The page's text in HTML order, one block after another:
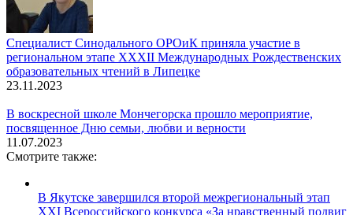
Специалист Синодального ОРОиК приняла участие в
региональном этапе XXXII Международных Рождественских
образовательных чтений в Липецке
23.11.2023
В воскресной школе Мончегорска прошло мероприятие,
посвященное Дню семьи, любви и верности
11.07.2023
Смотрите также:
В Якутске завершился второй межрегиональный этап
XXI Всероссийского конкурса «За нравственный подвиг